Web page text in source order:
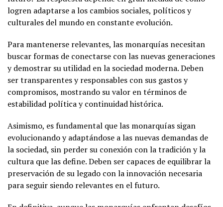
logren adaptarse a los cambios sociales, políticos y
culturales del mundo en constante evolución.
Para mantenerse relevantes, las monarquías necesitan
buscar formas de conectarse con las nuevas generaciones
y demostrar su utilidad en la sociedad moderna. Deben
ser transparentes y responsables con sus gastos y
compromisos, mostrando su valor en términos de
estabilidad política y continuidad histórica.
Asimismo, es fundamental que las monarquías sigan
evolucionando y adaptándose a las nuevas demandas de
la sociedad, sin perder su conexión con la tradición y la
cultura que las define. Deben ser capaces de equilibrar la
preservación de su legado con la innovación necesaria
para seguir siendo relevantes en el futuro.